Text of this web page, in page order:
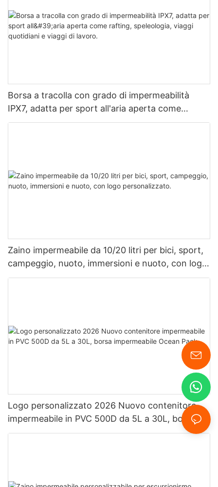
Borsa a tracolla con grado di impermeabilità
IPX7, adatta per sport all'aria aperta come
rafting, speleologia, viaggi quotidiani e viaggi di
Zaino impermeabile da 10/20 litri per bici, sport,
campeggio, nuoto, immersioni e nuoto, con logo
personalizzato.
Logo personalizzato 2026 Nuovo contenitore
impermeabile in PVC 500D da 5L a 30L, borsa
impermeabile Ocean Pack.